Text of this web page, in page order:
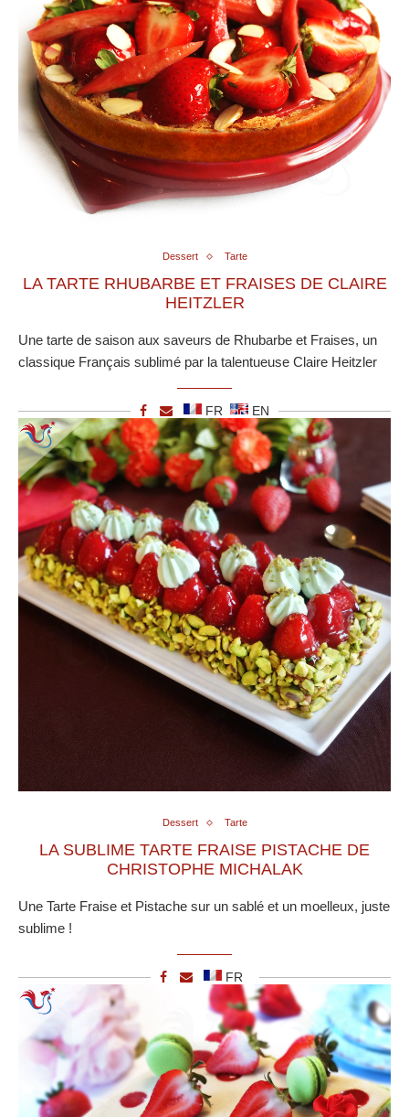
Dessert Tarte
LA TARTE RHUBARBE ET FRAISES DE CLAIRE
HEITZLER
Une tarte de saison aux saveurs de Rhubarbe et Fraises, un
classique Français sublimé par la talentueuse Claire Heitzler
FR EN
Dessert Tarte
LA SUBLIME TARTE FRAISE PISTACHE DE
CHRISTOPHE MICHALAK
Une Tarte Fraise et Pistache sur un sablé et un moelleux, juste
sublime !
FR